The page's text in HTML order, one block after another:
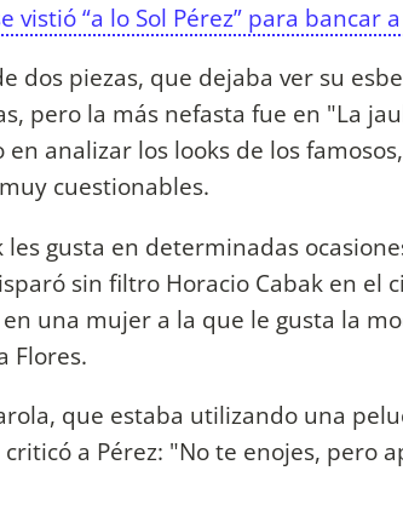
vistió “a lo Sol Pérez” para bancar
dos piezas, que dejaba ver su
pero la más nefasta fue en "La
analizar los looks de los
cuestionables.
les gusta en determinadas
sin filtro Horacio Cabak en el
una mujer a la que le gusta la
Flores.
que estaba utilizando una
a Pérez: "No te enojes, pero